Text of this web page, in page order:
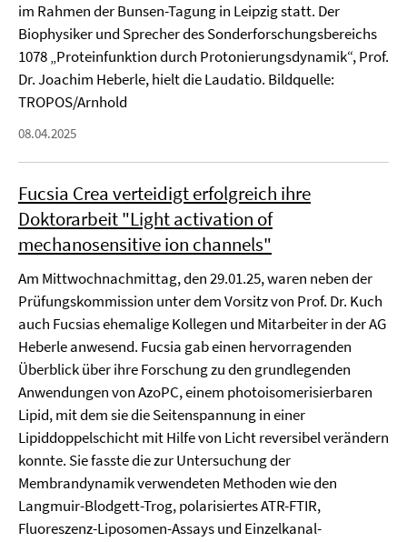
im Rahmen der Bunsen-Tagung in Leipzig statt. Der
Biophysiker und Sprecher des Sonderforschungsbereichs
1078 „Proteinfunktion durch Protonierungsdynamik“, Prof.
Dr. Joachim Heberle, hielt die Laudatio. Bildquelle:
TROPOS/Arnhold
08.04.2025
Fucsia Crea verteidigt erfolgreich ihre
Doktorarbeit "Light activation of
mechanosensitive ion channels"
Am Mittwochnachmittag, den 29.01.25, waren neben der
Prüfungskommission unter dem Vorsitz von Prof. Dr. Kuch
auch Fucsias ehemalige Kollegen und Mitarbeiter in der AG
Heberle anwesend. Fucsia gab einen hervorragenden
Überblick über ihre Forschung zu den grundlegenden
Anwendungen von AzoPC, einem photoisomerisierbaren
Lipid, mit dem sie die Seitenspannung in einer
Lipiddoppelschicht mit Hilfe von Licht reversibel verändern
konnte. Sie fasste die zur Untersuchung der
Membrandynamik verwendeten Methoden wie den
Langmuir-Blodgett-Trog, polarisiertes ATR-FTIR,
Fluoreszenz-Liposomen-Assays und Einzelkanal-